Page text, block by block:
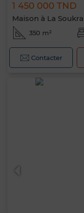
1 450 000 TND
Maison à La
350 m²
Contacter